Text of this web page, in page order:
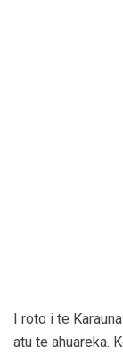
I roto i te
atu te ahuareka.